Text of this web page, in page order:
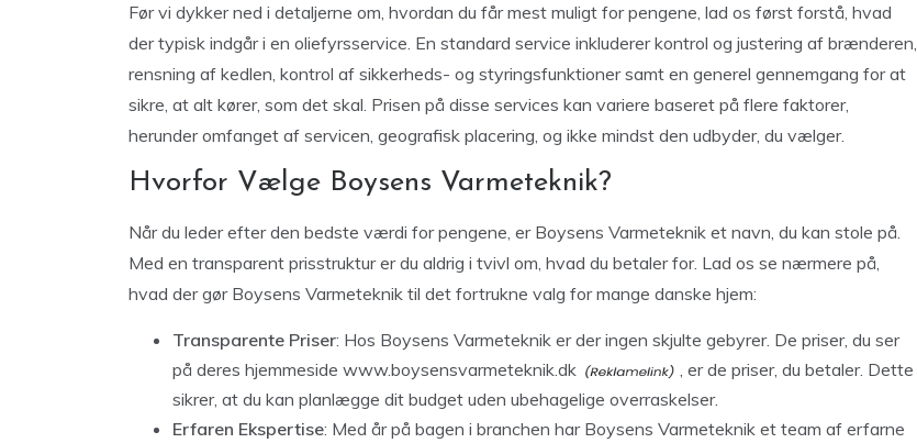
Før vi dykker ned i detaljerne om, hvordan du får mest muligt for pengene, lad os først forstå, hvad
der typisk indgår i en oliefyrsservice. En standard service inkluderer kontrol og justering af brænderen,
rensning af kedlen, kontrol af sikkerheds- og styringsfunktioner samt en generel gennemgang for at
sikre, at alt kører, som det skal. Prisen på disse services kan variere baseret på flere faktorer,
herunder omfanget af servicen, geografisk placering, og ikke mindst den udbyder, du vælger.
Hvorfor Vælge Boysens Varmeteknik?
Når du leder efter den bedste værdi for pengene, er Boysens Varmeteknik et navn, du kan stole på.
Med en transparent prisstruktur er du aldrig i tvivl om, hvad du betaler for. Lad os se nærmere på,
hvad der gør Boysens Varmeteknik til det fortrukne valg for mange danske hjem:
Transparente Priser: Hos Boysens Varmeteknik er der ingen skjulte gebyrer. De priser, du ser
på deres hjemmeside www.boysensvarmeteknik.dk
, er de priser, du betaler. Dette
sikrer, at du kan planlægge dit budget uden ubehagelige overraskelser.
Erfaren Ekspertise: Med år på bagen i branchen har Boysens Varmeteknik et team af erfarne